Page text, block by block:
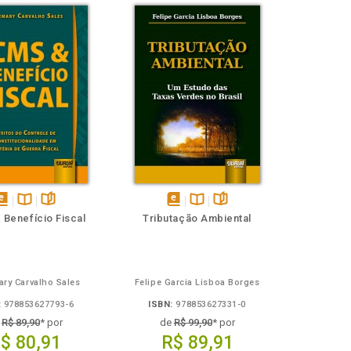
Disponível
páginas
Benefício Fiscal
Carvalho Sales
978853627793-6
R$ 89,90* por
80,91
disponível
Disponível
páginas
Tributação Ambiental
Felipe Garcia Lisboa Borges
ISBN: 978853627331-0
deR$ 99,90* por
R$ 89,91